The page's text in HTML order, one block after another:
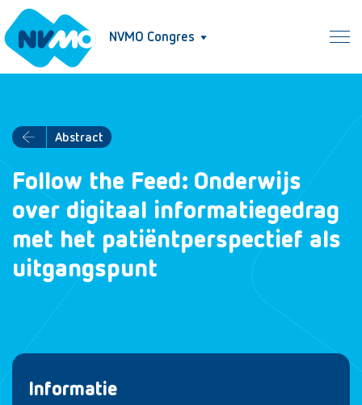
NVMO Congres
Abstract
Follow the Feed: Onderwijs
over digitaal informatiegedrag
met het patiëntperspectief als
uitgangspunt
Informatie